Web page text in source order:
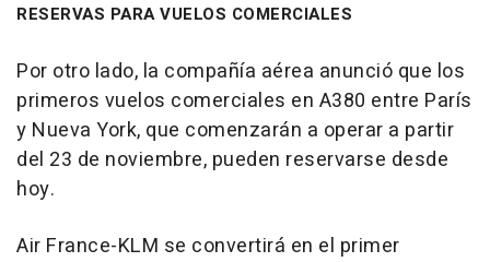
RESERVAS PARA VUELOS COMERCIALES
Por otro lado, la compañía aérea anunció que los
primeros vuelos comerciales en A380 entre París
y Nueva York, que comenzarán a operar a partir
del 23 de noviembre, pueden reservarse desde
hoy.
Air France-KLM se convertirá en el primer